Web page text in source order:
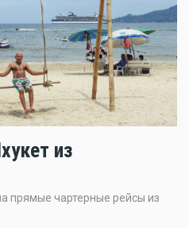
из
прямые чартерные рейсы из